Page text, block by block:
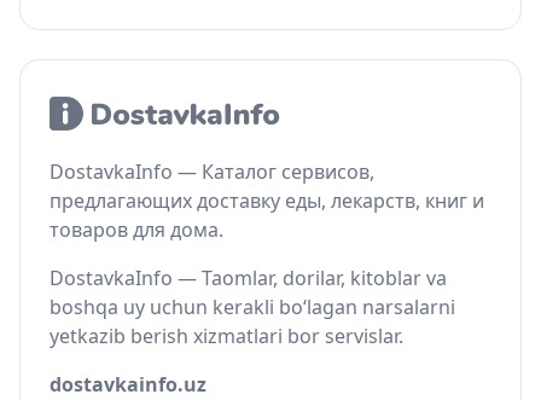
DostavkaInfo — Каталог сервисов,
предлагающих доставку еды, лекарств, книг и
товаров для дома.
DostavkaInfo — Taomlar, dorilar, kitoblar va
boshqa uy uchun kerakli bo‘lagan narsalarni
yetkazib berish xizmatlari bor servislar.
dostavkainfo.uz